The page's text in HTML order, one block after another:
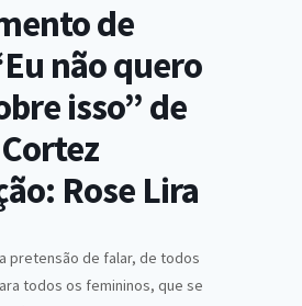
de
não quero
isso” de
Rose Lira
pretensão de falar, de todos
todos os femininos, que se